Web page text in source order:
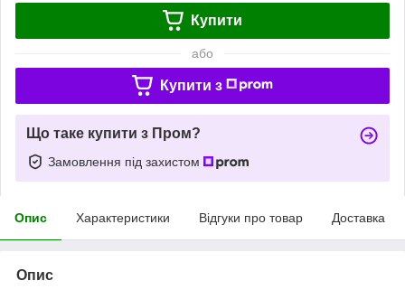
Купити
або
Купити з
Що таке купити з Пром?
Замовлення під захистом
Опис Характеристики Відгуки про товар Доставка
Опис